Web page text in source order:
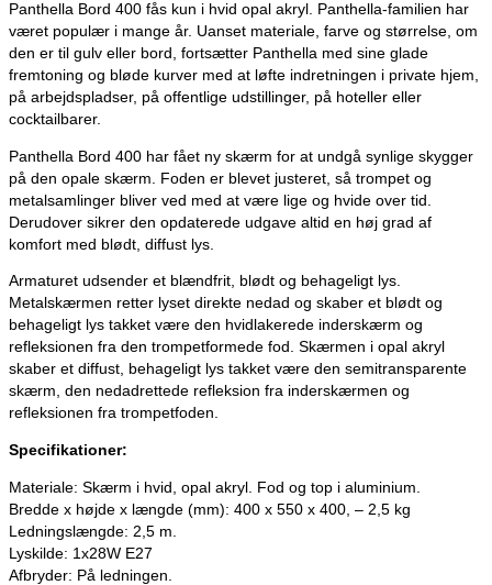
Panthella Bord 400 fås kun i hvid opal akryl. Panthella-familien har
været populær i mange år. Uanset materiale, farve og størrelse, om
den er til gulv eller bord, fortsætter Panthella med sine glade
fremtoning og bløde kurver med at løfte indretningen i private hjem,
på arbejdspladser, på offentlige udstillinger, på hoteller eller
cocktailbarer.
Panthella Bord 400 har fået ny skærm for at undgå synlige skygger
på den opale skærm. Foden er blevet justeret, så trompet og
metalsamlinger bliver ved med at være lige og hvide over tid.
Derudover sikrer den opdaterede udgave altid en høj grad af
komfort med blødt, diffust lys.
Armaturet udsender et blændfrit, blødt og behageligt lys.
Metalskærmen retter lyset direkte nedad og skaber et blødt og
behageligt lys takket være den hvidlakerede inderskærm og
refleksionen fra den trompetformede fod. Skærmen i opal akryl
skaber et diffust, behageligt lys takket være den semitransparente
skærm, den nedadrettede refleksion fra inderskærmen og
refleksionen fra trompetfoden.
Specifikationer:
Materiale: Skærm i hvid, opal akryl. Fod og top i aluminium.
Bredde x højde x længde (mm): 400 x 550 x 400, – 2,5 kg
Ledningslængde: 2,5 m.
Lyskilde: 1x28W E27
Afbryder: På ledningen.